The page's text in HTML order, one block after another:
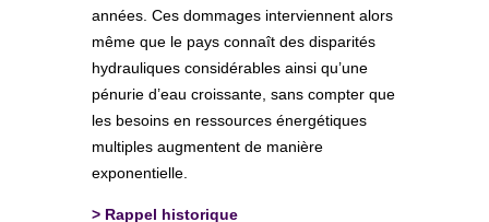
années. Ces dommages interviennent alors
même que le pays connaît des disparités
hydrauliques considérables ainsi qu’une
pénurie d’eau croissante, sans compter que
les besoins en ressources énergétiques
multiples augmentent de manière
exponentielle.
> Rappel historique